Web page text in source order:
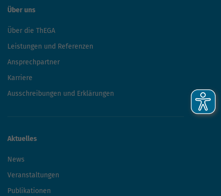
Über uns
Über die ThEGA
Leistungen und Referenzen
Ansprechpartner
Karriere
Ausschreibungen und Erklärungen
Aktuelles
News
Veranstaltungen
Publikationen